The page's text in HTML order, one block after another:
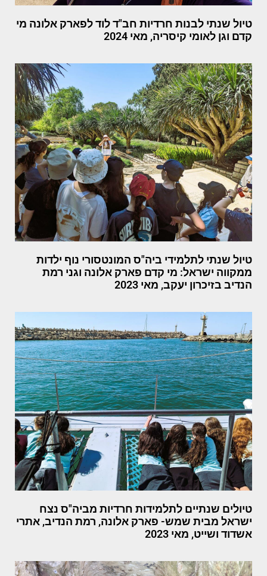
טיול שנתי לבנות חרדיות חב"ד לוד לפארק אלונה מי
קדם וגן לאומי קיסריה, מאי 2024
טיול שנתי לתלמידי ביה"ס המונטסורי נוף ילדות
ממקווה ישראל: מי קדם פארק אלונה וגני רמת
הנדיב בזיכרון יעקב, מאי 2023
טיולים שנתיים לתלמידות חרדיות מביה"ס נצח
ישראל מבית שמש- פארק אלונה, רמת הנדיב, אתרי
אשדוד ושייט, מאי 2023